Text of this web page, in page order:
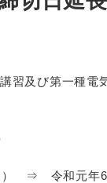
習及び第一種電
） ⇒ 令和元年